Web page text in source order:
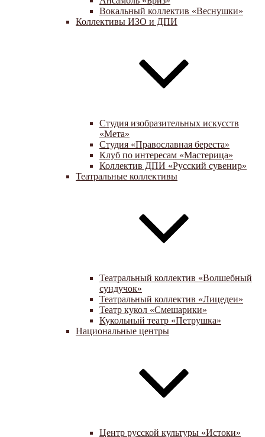
Вокальный коллектив «Веснушки»
Коллективы ИЗО и ДПИ
Студия изобразительных искусств
«Мета»
Студия «Православная береста»
Клуб по интересам «Мастерица»
Коллектив ДПИ «Русский сувенир»
Театральные коллективы
Театральный коллектив «Волшебный
сундучок»
Театральный коллектив «Лицедеи»
Театр кукол «Смешарики»
Кукольный театр «Петрушка»
Национальные центры
Центр русской культуры «Истоки»